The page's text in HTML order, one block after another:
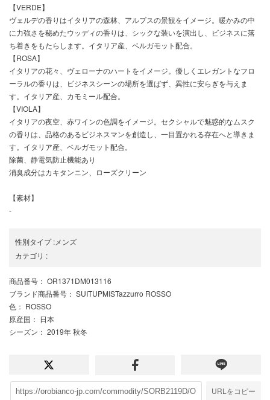
【VERDE】
ヴェルデの香りはイタリアの森林、アルプスの景観をイメージ。暖かみの中
に力強さを秘めたウッディの香りは、シックな装いを演出し、ビジネスに落
ち着きをもたらします。イタリア産、ベルガモット配合。
【ROSA】
イタリアの花々、ヴェローナのハートをイメージ。優しくエレガントなフロ
ーラルの香りは、ビジネスシーンの場所を選ばず、異性に安らぎを与えま
す。イタリア産、カモミール配合。
【VIOLA】
イタリアの夜空、赤ワインの色調をイメージ。セクシャルで魅惑的なムスク
の香りは、品格のあるビジネスマンを創造し、一目置かれる存在へと導きま
す。イタリア産、ベルガモット配合。
除菌、静電気防止機能あり
消臭成分はカキタンニン、ローズクリーン
【素材】
-
性別タイプ:メンズ
カテゴリ :
商品番号 ： OR1371DM013116
ブランド商品番号 ： SUITUPMISTazzurro ROSSO
色 ： ROSSO
原産国 ： 日本
シーズン ： 2019年 秋冬
URLをコピー